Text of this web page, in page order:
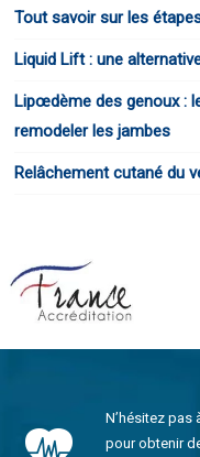
Tout savoir sur les
Liquid Lift : une
Lipœdème des genoux :
remodeler les jambes
Relâchement cutané du
N’hésitez pas
pour obtenir